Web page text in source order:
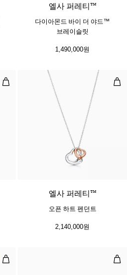
​​엘사 퍼레티™
다이아몬드 바이 더 야드™
브레이슬릿
1,490,000원
오픈 하트 펜던트 오
엘사 퍼레티™
오픈 하트 펜던트
2,140,000원
다이아몬드 바이 더 야드™ 싱글 다
다